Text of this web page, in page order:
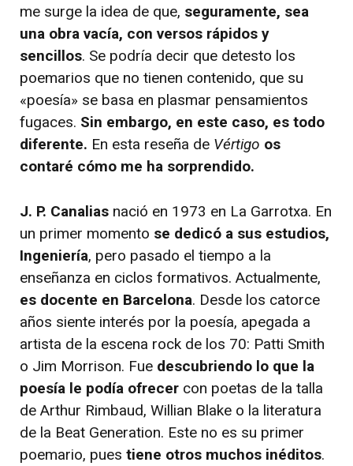
me surge la idea de que, seguramente, sea
una obra vacía, con versos rápidos y
sencillos. Se podría decir que detesto los
poemarios que no tienen contenido, que su
«poesía» se basa en plasmar pensamientos
fugaces. Sin embargo, en este caso, es todo
diferente. En esta reseña de Vértigo os
contaré cómo me ha sorprendido.
J. P. Canalias nació en 1973 en La Garrotxa. En
un primer momento se dedicó a sus estudios,
Ingeniería, pero pasado el tiempo a la
enseñanza en ciclos formativos. Actualmente,
es docente en Barcelona. Desde los catorce
años siente interés por la poesía, apegada a
artista de la escena rock de los 70: Patti Smith
o Jim Morrison. Fue descubriendo lo que la
poesía le podía ofrecer con poetas de la talla
de Arthur Rimbaud, Willian Blake o la literatura
de la Beat Generation. Este no es su primer
poemario, pues tiene otros muchos inéditos.